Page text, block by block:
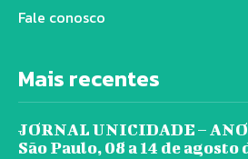
Fale conosco
Mais recentes
JORNAL UNICIDADE – ANO
São Paulo, 08 a 14 de agosto